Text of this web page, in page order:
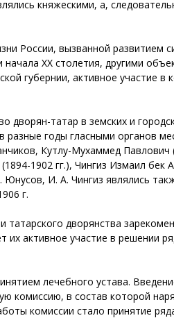
княжескими, а,
России, вызванной развитием
XX столетия, другими
губернии, активное участие в
татар в земских и
годы гласными органов
Кутлу-Мухаммед Павлович
1902 гг.), Чингиз Измаил бек
И. А. Чингиз являлись
г.
дворянства
активное участие в решении
лечебного устава.
комиссию, в состав которой
комиссии стало принятие